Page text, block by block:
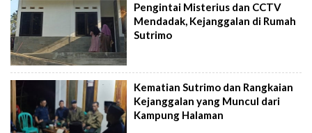
Pengintai Misterius dan CCTV
Mendadak, Kejanggalan di Rumah
Sutrimo
Kematian Sutrimo dan Rangkaian
Kejanggalan yang Muncul dari
Kampung Halaman